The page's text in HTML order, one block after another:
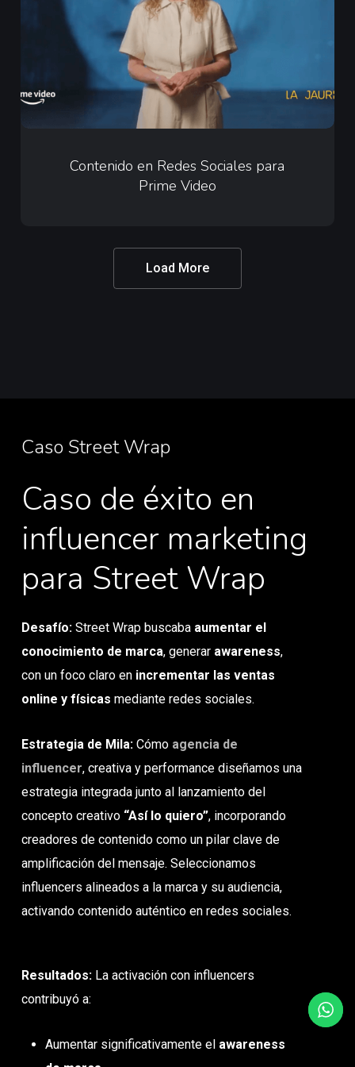
en
Redes
Contenido en Redes Sociales para
Prime Video
Load More
Caso Street Wrap
Caso de éxito en
influencer marketing
para Street Wrap
Desafío:Street Wrap buscaba aumentar el
conocimiento de marca, generar awareness,
con un foco claro en incrementar las ventas
online y físicas mediante redes sociales.
Estrategia de Mila:Cómo agencia de
influencer, creativa y performance diseñamos una
estrategia integrada junto al lanzamiento del
concepto creativo “Así lo quiero”, incorporando
creadores de contenido como un pilar clave de
amplificación del mensaje. Seleccionamos
influencers alineados a la marca y su audiencia,
activando contenido auténtico en redes sociales.
Resultados: La activación con influencers
contribuyó a:
Aumentar significativamente el awareness